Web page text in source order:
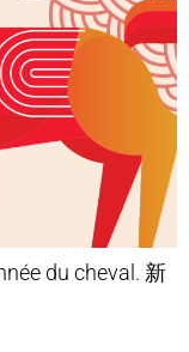
du cheval. 新